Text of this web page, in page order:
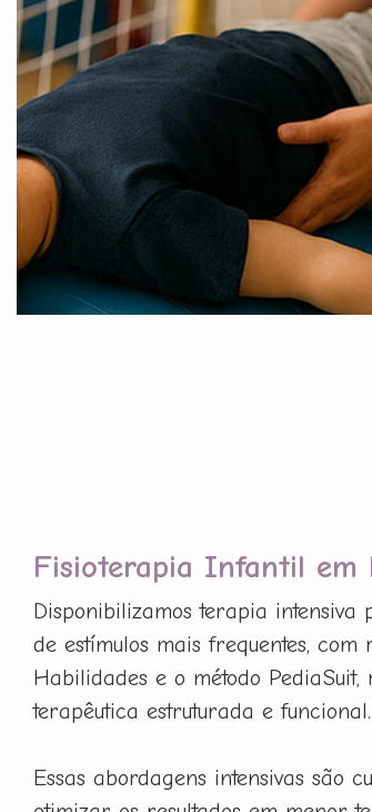
Fisioterapia Infantil em
Disponibilizamos terapia
de estímulos mais frequentes,
Habilidades e o método
terapêutica estruturada e funcional.
Essas abordagens intensivas são